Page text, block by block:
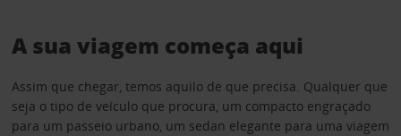
A sua viagem começa aqui
Assim que chegar, temos aquilo de que precisa. Qualquer que
seja o tipo de veículo que procura, um compacto engraçado
para um passeio urbano, um sedan elegante para uma viagem